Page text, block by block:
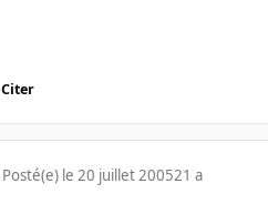
Citer
Posté(e) le 20 juillet 200521 a